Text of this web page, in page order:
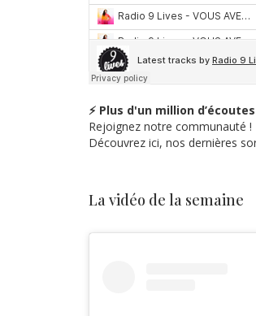
⚡ Plus d'un million
Rejoignez notre communauté !
Découvrez ici, nos dernières
La vidéo de la semaine